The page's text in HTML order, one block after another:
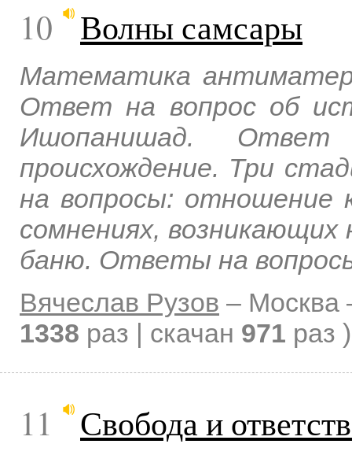
10 Волны самсары
Математика
Ответ на вопрос об
Ишопанишад.
происхождение. Три
на вопросы: отношение
сомнениях,
баню. Ответы на
Вячеслав Рузов – Москва
1338 раз | скачан 971 раз )
11 Свобода и